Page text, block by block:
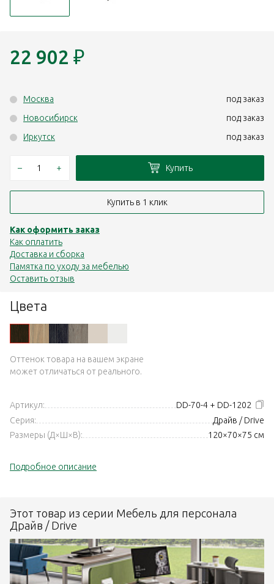
Цвета
Оттенок товара на вашем экране
может отличаться от реального.
Артикул:
DD-70-4 + DD-1202
Серия:
Драйв / Drive
Размеры (Д×Ш×В):
120×70×75 см
Подробное описание
22 902 ₽
Москва
под заказ
Новосибирск
под заказ
Иркутск
под заказ
– + Купить
Купить в 1 клик
Как оформить заказ
Как оплатить
Доставка и сборка
Памятка по уходу за мебелью
Оставить отзыв
Этот товар из серии Мебель для персонала
Драйв / Drive